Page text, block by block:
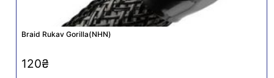
Braid Rukav Gorilla(NHN)
120₴